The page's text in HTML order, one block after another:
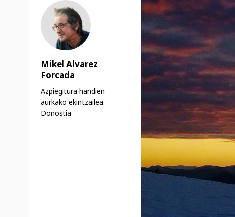
Mikel Alvarez
Forcada
Azpiegitura handien
aurkako ekintzailea.
Donostia